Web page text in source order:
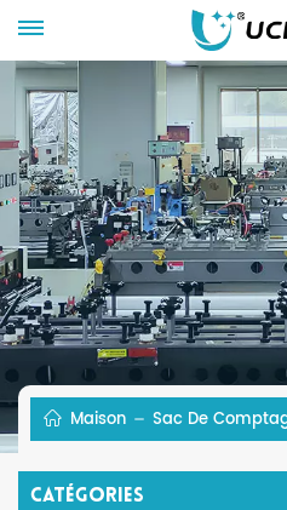
Maison Sac De
Catégories